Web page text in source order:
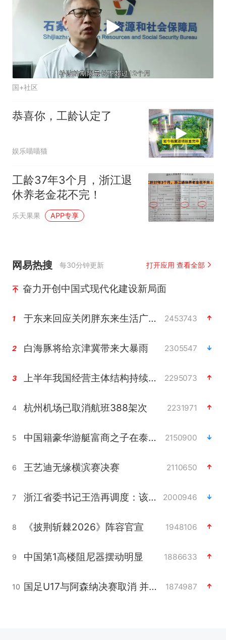
国+社区
恭喜你，工龄认定了
娱乐喵喵猫
工龄37年3个月，浙江退
休养老金花不完！
乐天果果 APP专享
网易热搜 每30分钟更新 打开应用 查看全部
奋力开创中国式现代化建设新局面
1 于东来回应关闭胖东来生活广场店 2453743
2 白海豚将给京津冀带来大暴雨 2305547
3 上半年我国经营主体结构持续优化 2295073
4 杭州机场已取消航班388架次 2231971
5 中国籍豪华游艇富商之子在泰国被杀 2150900
6 王艺迪无缘横滨赛决赛 2110650
7 浙江省委书记王浩再调度：该停下的坚决停下来，让社会面静下来 2000946
8 《披荆斩棘2026》阵容官宣 1948106
9 中国第1高楼阻尼器摆动明显 1886633
10 国足U17与阿森纳决赛取消 并列冠军 1874987